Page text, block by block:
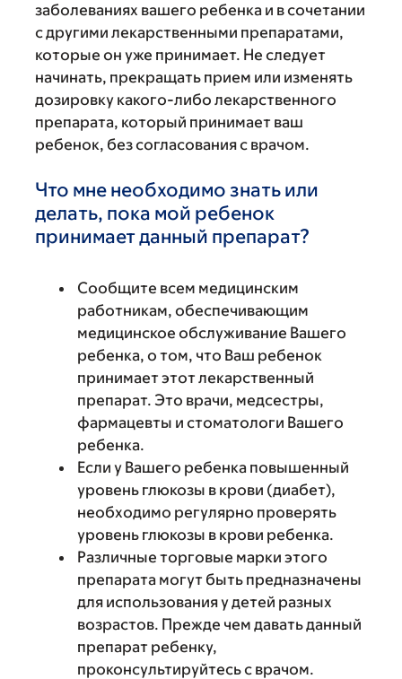
заболеваниях вашего ребенка и в сочетании
с другими лекарственными препаратами,
которые он уже принимает. Не следует
начинать, прекращать прием или изменять
дозировку какого-либо лекарственного
препарата, который принимает ваш
ребенок, без согласования с врачом.
Что мне необходимо знать или
делать, пока мой ребенок
принимает данный препарат?
Сообщите всем медицинским
работникам, обеспечивающим
медицинское обслуживание Вашего
ребенка, о том, что Ваш ребенок
принимает этот лекарственный
препарат. Это врачи, медсестры,
фармацевты и стоматологи Вашего
ребенка.
Если у Вашего ребенка повышенный
уровень глюкозы в крови (диабет),
необходимо регулярно проверять
уровень глюкозы в крови ребенка.
Различные торговые марки этого
препарата могут быть предназначены
для использования у детей разных
возрастов. Прежде чем давать данный
препарат ребенку,
проконсультируйтесь с врачом.